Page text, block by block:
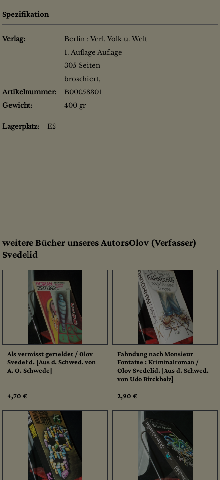
Spezifikation
Verlag:
Berlin : Verl. Volk u. Welt
1. Auflage Auflage
305 Seiten
broschiert,
Artikelnummer:
B00058301
Gewicht:
400 gr
Lagerplatz: E2
weitere Bücher unseres AutorsOlov (Verfasser)
Svedelid
Als vermisst gemeldet / Olov
Svedelid. [Aus d. Schwed. von
A. O. Schwede]
4,70 €
Fahndung nach Monsieur
Fontaine : Kriminalroman /
Olov Svedelid. [Aus d. Schwed.
von Udo Birckholz]
2,90 €